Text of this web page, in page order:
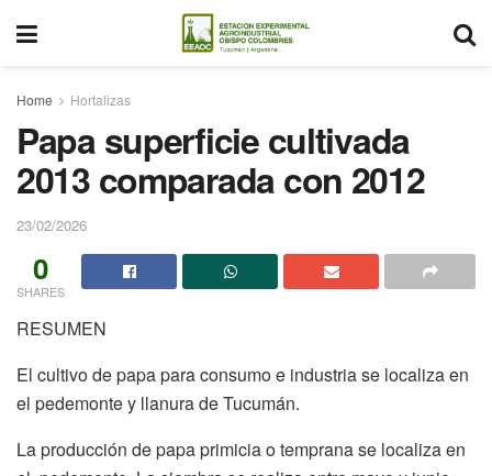
Home Hortalizas
Papa superficie cultivada
2013 comparada con 2012
23/02/2026
0
SHARES
RESUMEN
El cultivo de papa para consumo e industria se localiza en
el pedemonte y llanura de Tucumán.
La producción de papa primicia o temprana se localiza en